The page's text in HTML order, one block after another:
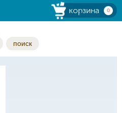
корзина 0
поиск